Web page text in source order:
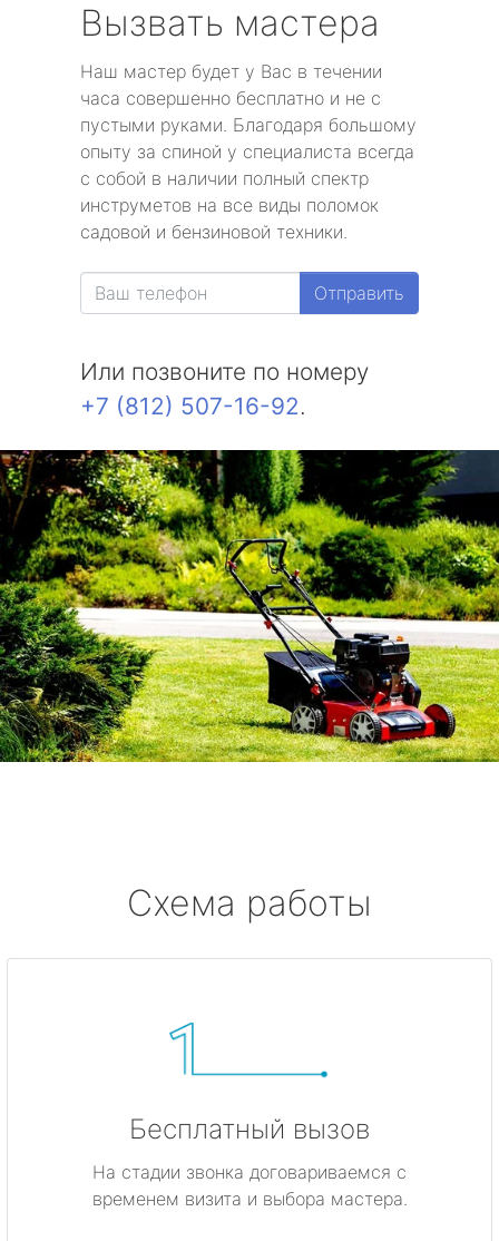
Вызвать мастера
Наш мастер будет у Вас в течении
часа совершенно бесплатно и не с
пустыми руками. Благодаря большому
опыту за спиной у специалиста всегда
с собой в наличии полный спектр
инструметов на все виды поломок
садовой и бензиновой техники.
Отправить
Или позвоните по номеру
+7 (812) 507-16-92.
Схема работы
Бесплатный вызов
На стадии звонка договариваемся с
временем визита и выбора мастера.